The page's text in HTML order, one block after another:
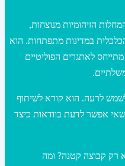
הזיהומיות מנוצחות,
הצמיחה הכלכלית במדינות מתפתחות. הוא
להביא את אפריקה שמדרום לסהרה לרמת התמ”ג לנפש הנוכחית של סין תוך 5-10 שנים. אמודאי גם מתייחס לאתגרים הפוליטיים
לשמש לרעה. הוא קורא לשיתוף
שאי אפשר לדעת בוודאות כיצד
רק קבוצה קטנה? ומה